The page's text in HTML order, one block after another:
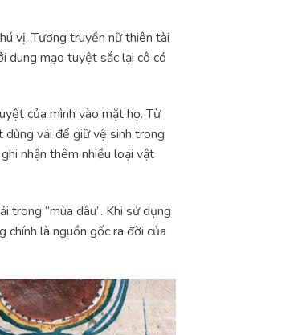
vị. Tương truyền nữ thiên tài
dung mạo tuyệt sắc lại cô có
của mình vào mặt họ. Từ
dùng vải để giữ vệ sinh trong
nhận thêm nhiều loại vật
trong “mùa dâu”. Khi sử dụng
là nguồn gốc ra đời của